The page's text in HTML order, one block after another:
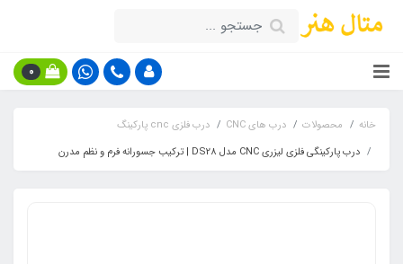
0
خانه محصولات درب های CNC
درب فلزی cnc پارکینگ
درب پارکینگی فلزی لیزری CNC مدل DS28 | ترکیب جسورانه فرم و نظم مدرن